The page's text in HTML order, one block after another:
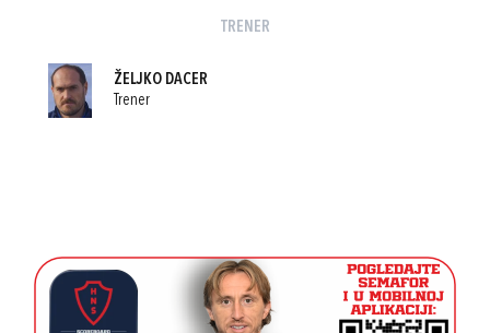
TRENER
ŽELJKO DACER
Trener